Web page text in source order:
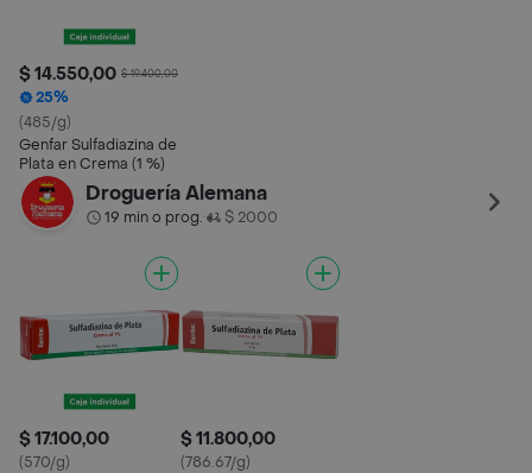
$ 14.550,00 $ 19.400,00
25%
(485/g)
Genfar Sulfadiazina de
Plata en Crema (1 %)
Droguería Alemana
19 min o prog.• $ 2000
$ 17.100,00
(570/g)
$ 11.800,00
(786.67/g)